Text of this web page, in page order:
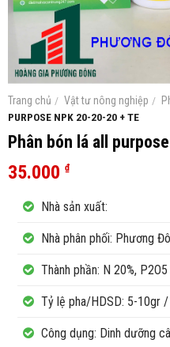
Trang chủ / Vật tư nông nghiệp /
PURPOSE NPK 20-20-20 + TE
Phân bón lá all
35.000 ₫
Nhà sản xuất:
Nhà phân phối: Phương
Thành phần: N 20%,
Tỷ lệ pha/HDSD: 5-10gr
Công dụng: Dinh dưỡng